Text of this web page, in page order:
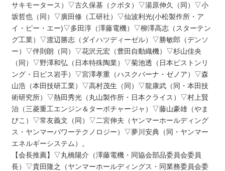
サキモータース）▽古久保基（クボタ）▽湯原伸久（同）▽小
坂哲也（同）▽廣田修（工研社）▽仙波利光(小松製作所・ア
イ・ピー・エー)▽多田淳（澤藤電機）▽柳澤高志（スターテン
グ工業）▽渡辺勝志（ダイハツディーゼル）▽勝敏郎（デンソ
ー）▽伴則朗（同）▽花沢元宏（豊田自動織機）▽杉山佳央
（同）▽野澤和弘（日本特殊陶業）▽菊池透（日本ピストンリ
ング・日ピス岩手）▽宮澤孝重（ハスクバーナ・ゼノア）▽森
山浩（本田技研工業）▽高村茂生（同）▽龍康武（同・本田技
術研究所）▽熱田秀光（丸山製作所・日本クライス）▽村上賢
治（三菱重工エンジン＆ターボチャージャ）▽藤山豪雄（やま
びこ）▽常友義文（同）▽二宮伸夫（ヤンマーホールディング
ス・ヤンマーパワーテクノロジー）▽夢川安典（同・ヤンマー
エネルギーシステム）。
【会長推薦】▽丸橋陽介（澤藤電機・同協会部品委員会委員
長）▽貴田隆之（ヤンマーホールディングス・同業務委員会委